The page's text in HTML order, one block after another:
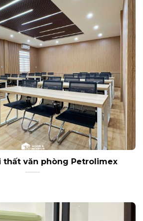
thất văn phòng Petrolimex